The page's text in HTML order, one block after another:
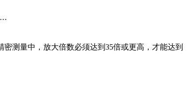
测量中，放大倍数必须达到35倍或更高，才能达到